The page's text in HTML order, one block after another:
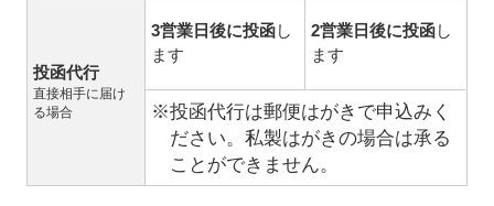
投函代行
直接相手に届け
る場合
3営業日後に投函し
ます
2営業日後に投函し
ます
※投函代行は郵便はがきで申込みく
ださい。私製はがきの場合は承る
ことができません。